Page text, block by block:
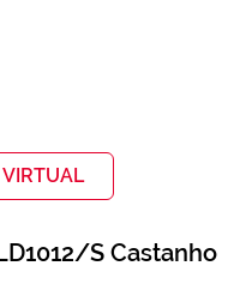
S
S Castanho